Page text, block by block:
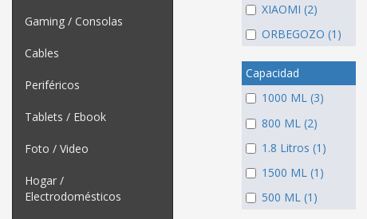
Gaming / Consolas
Cables
Periféricos
Tablets / Ebook
Foto / Video
Hogar /
Electrodomésticos
XIAOMI (2)
ORBEGOZO (1)
Capacidad
1000 ML (3)
800 ML (2)
1.8 Litros (1)
1500 ML (1)
500 ML (1)